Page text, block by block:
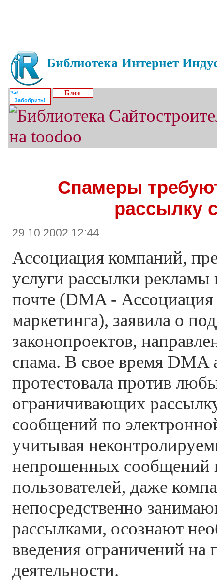
Библиотека Интернет
Забобрить!
Блог
Спамеры
рассылку
29.10.2002 12:44
Ассоциация компаний,
услуги рассылки рекламы
почте (DMA - Ассоциация
маркетинга), заявила о
законопроектов,
спама. В свое время DMA
протестовала против
ограничивающих
сообщений по
учитывая
непрошенных сообщений
пользователей, даже
непосредственно
рассылками, осознают
введения ограничений
деятельности.